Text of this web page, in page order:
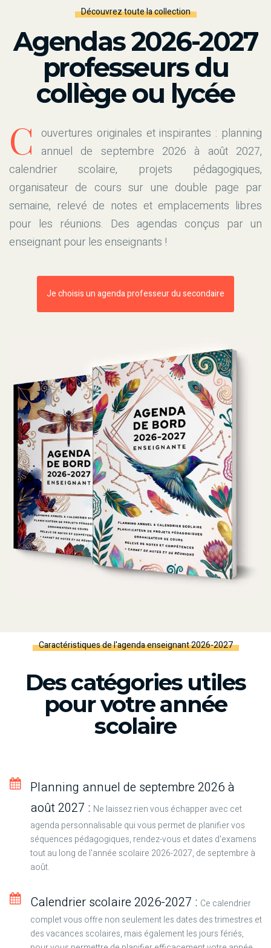
Découvrez toute la collection
Agendas 2026-2027
professeurs du
collège ou lycée
C
ouvertures originales et inspirantes : planning
annuel de septembre 2026 à août 2027,
calendrier scolaire, projets pédagogiques,
organisateur de cours sur une double page par
semaine, relevé de notes et emplacements libres
pour les réunions. Des agendas conçus par un
enseignant pour les enseignants !
Je choisis un agenda professeur du secondaire
Caractéristiques de l'agenda enseignant 2026-2027
Des catégories utiles
pour votre année
scolaire
Planning annuel de septembre 2026 à
août 2027 : Ne laissez rien vous échapper avec cet
agenda personnalisable qui vous permet de planifier vos
séquences pédagogiques, rendez-vous et dates d'examens
tout au long de l'année scolaire 2026-2027, de septembre à
août.
Calendrier scolaire 2026-2027 : Ce calendrier
complet vous offre non seulement les dates des trimestres et
des vacances scolaires, mais également les jours fériés,